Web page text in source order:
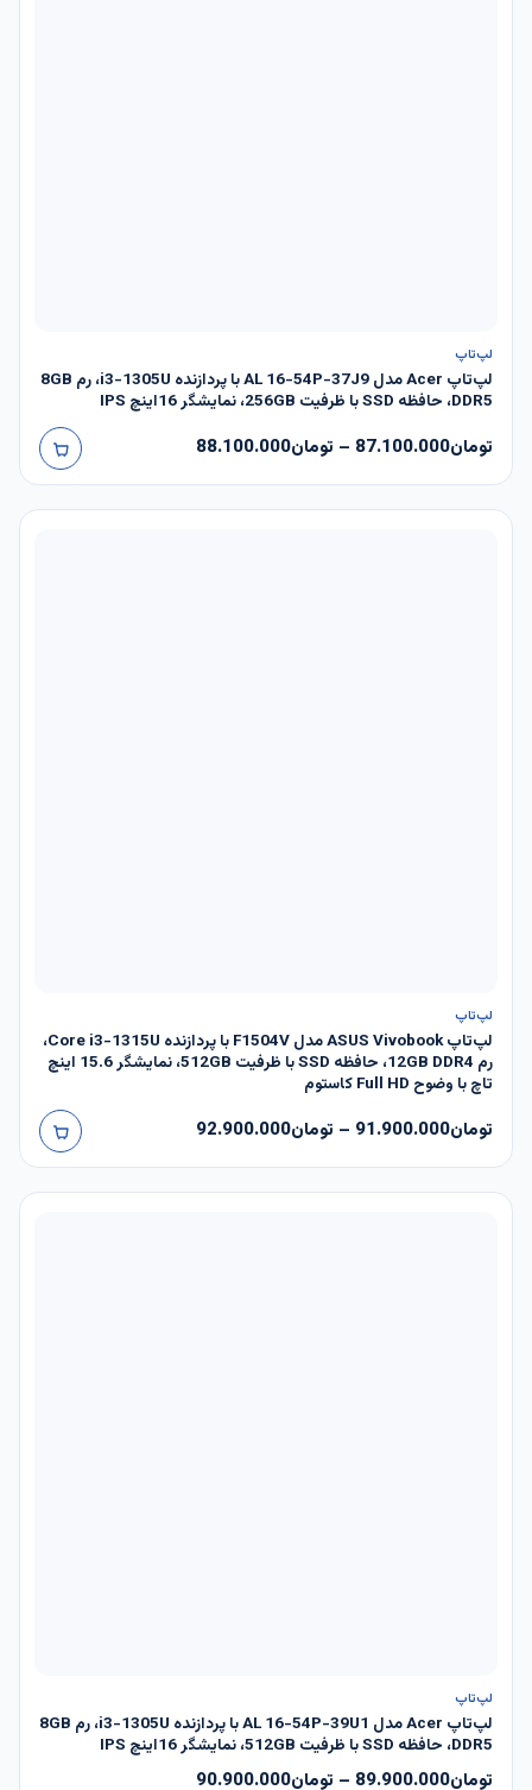
لپ‌تاپ
لپ‌تاپ Acer مدل AL 16-54P-37J9 با پردازنده i3-1305U، رم 8GB
DDR5، حافظه SSD با ظرفیت 256GB، نمایشگر 16اینچ IPS
تومان87.100.000
– تومان88.100.000
لپ‌تاپ
لپ‌تاپ ASUS Vivobook مدل F1504V با پردازنده Core i3-1315U،
رم 12GB DDR4، حافظه SSD با ظرفیت 512GB، نمایشگر 15.6 اینچ
تاچ با وضوح Full HD کاستوم
تومان91.900.000
– تومان92.900.000
ناموجود
لپ‌تاپ
لپ‌تاپ Acer مدل AL 16-54P-39U1 با پردازنده i3-1305U، رم 8GB
DDR5، حافظه SSD با ظرفیت 512GB، نمایشگر 16اینچ IPS
تومان89.900.000
– تومان90.900.000